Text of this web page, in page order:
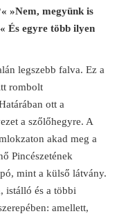
»Nem, megyünk is
És egyre több ilyen
legszebb falva. Ez a
rombolt
ott a
a szőlőhegyre. A
akad meg a
Pincészetének
mint a külső látvány.
istálló és a többi
amellett,